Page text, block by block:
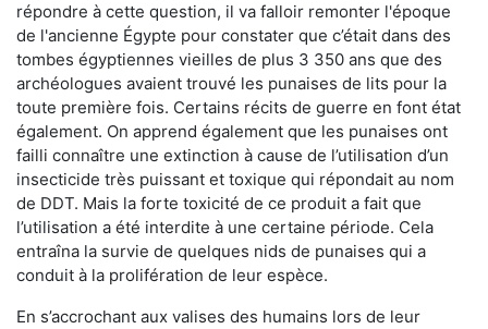
répondre à cette question, il va falloir remonter l'époque
de l'ancienne Égypte pour constater que c’était dans des
tombes égyptiennes vieilles de plus 3 350 ans que des
archéologues avaient trouvé les punaises de lits pour la
toute première fois. Certains récits de guerre en font état
également. On apprend également que les punaises ont
failli connaître une extinction à cause de l’utilisation d’un
insecticide très puissant et toxique qui répondait au nom
de DDT. Mais la forte toxicité de ce produit a fait que
l’utilisation a été interdite à une certaine période. Cela
entraîna la survie de quelques nids de punaises qui a
conduit à la prolifération de leur espèce.
En s’accrochant aux valises des humains lors de leur